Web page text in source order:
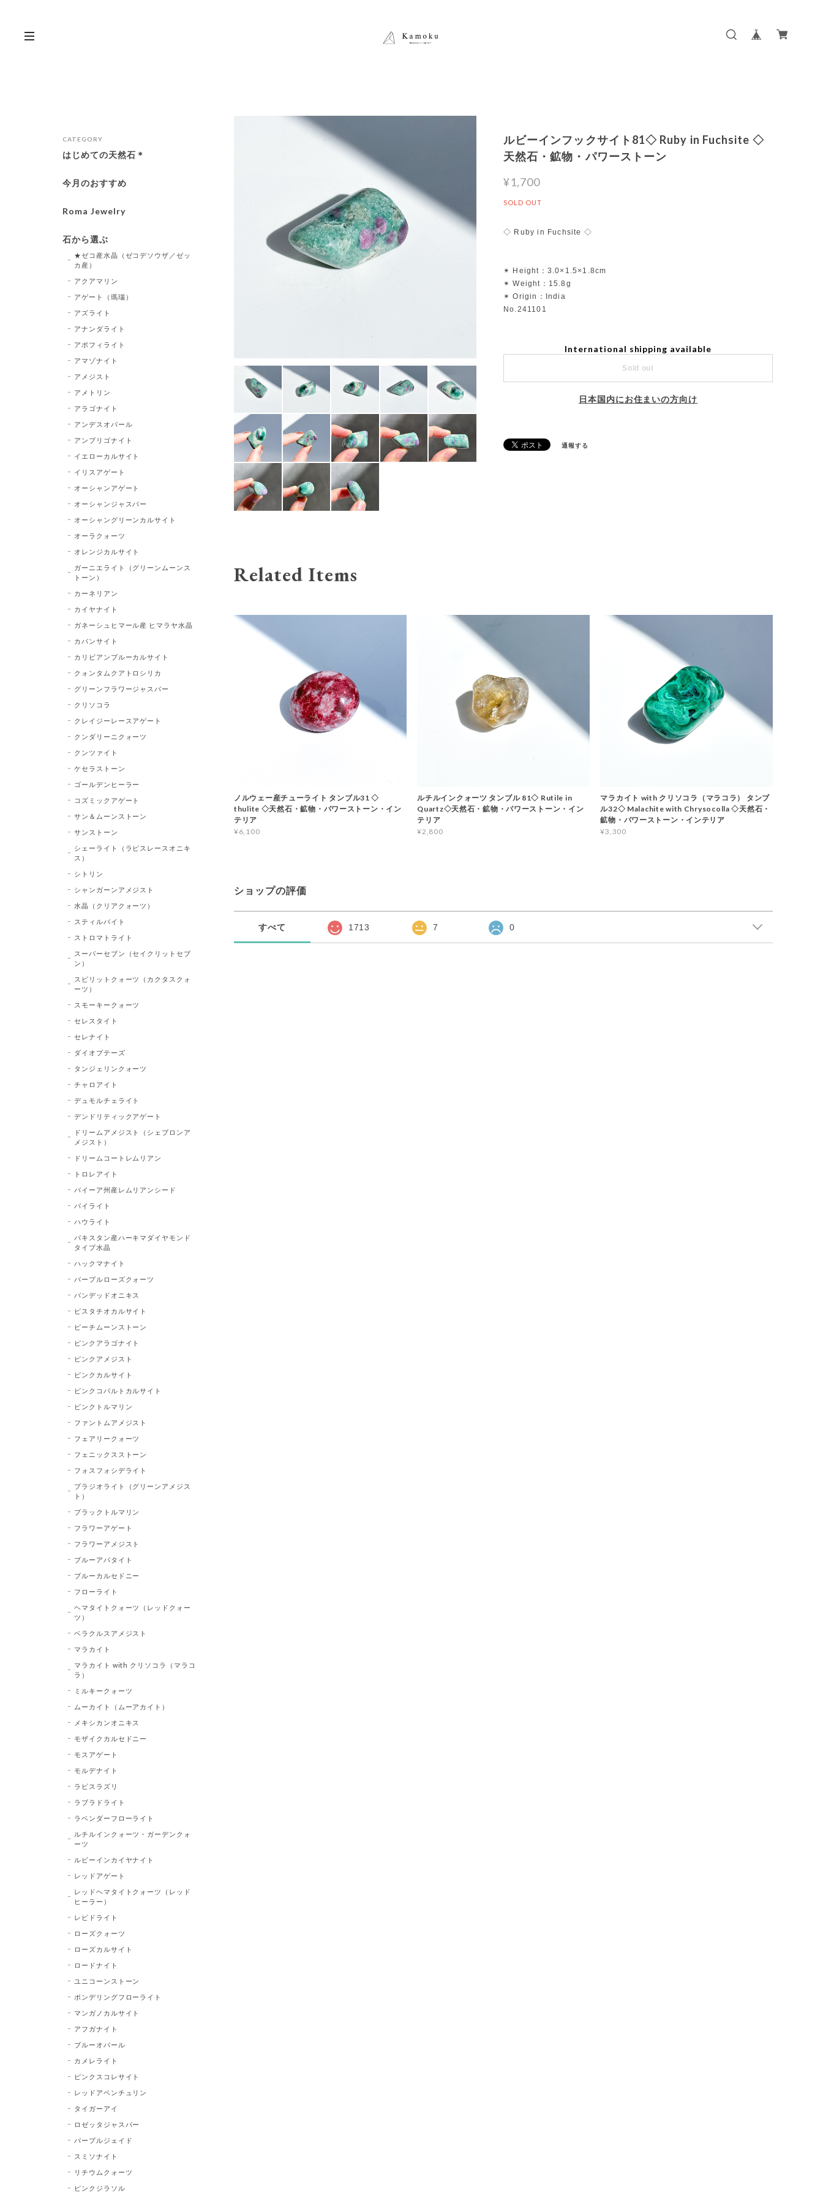
ルビーインフックサイト81◇ Ruby in Fuchsite ◇
天然石・鉱物・パワーストーン
¥1,700
SOLD OUT
◇ Ruby in Fuchsite ◇
✴︎ Height：3.0×1.5×1.8cm
✴︎ Weight：15.8g
✴︎ Origin：India
No.241101
International shipping available
Sold out
日本国内にお住まいの方向け
通報する
Related Items
ノルウェー産チューライト タンブル31 ◇
thulite ◇天然石・鉱物・パワーストーン・イン
テリア
¥6,100
ルチルインクォーツ タンブル 81◇ Rutile in
Quartz◇天然石・鉱物・パワーストーン・イン
テリア
¥2,800
マラカイト with クリソコラ（マラコラ） タンブ
ル32◇ Malachite with Chrysocolla ◇天然石・
鉱物・パワーストーン・インテリア
¥3,300
ショップの評価
すべて 1713 7 0
CATEGORY
はじめての天然石＊
今月のおすすめ
Roma Jewelry
石から選ぶ
★ゼコ産水晶（ゼコデソウザ／ゼッ
カ産）
アクアマリン
アゲート（瑪瑙）
アズライト
アナンダライト
アポフィライト
アマゾナイト
アメジスト
アメトリン
アラゴナイト
アンデスオパール
アンブリゴナイト
イエローカルサイト
イリスアゲート
オーシャンアゲート
オーシャンジャスパー
オーシャングリーンカルサイト
オーラクォーツ
オレンジカルサイト
ガーニエライト（グリーンムーンス
トーン）
カーネリアン
カイヤナイト
ガネーシュヒマール産 ヒマラヤ水晶
カバンサイト
カリビアンブルーカルサイト
クォンタムクアトロシリカ
グリーンフラワージャスパー
クリソコラ
クレイジーレースアゲート
クンダリーニクォーツ
クンツァイト
ケセラストーン
ゴールデンヒーラー
コズミックアゲート
サン＆ムーンストーン
サンストーン
シェーライト（ラピスレースオニキ
ス）
シトリン
シャンガーンアメジスト
水晶（クリアクォーツ）
スティルバイト
ストロマトライト
スーパーセブン（セイクリットセブ
ン）
スピリットクォーツ（カクタスクォ
ーツ）
スモーキークォーツ
セレスタイト
セレナイト
ダイオプテーズ
タンジェリンクォーツ
チャロアイト
デュモルチェライト
デンドリティックアゲート
ドリームアメジスト（シェブロンア
メジスト）
ドリームコートレムリアン
トロレアイト
バイーア州産レムリアンシード
パイライト
ハウライト
パキスタン産ハーキマダイヤモンド
タイプ水晶
ハックマナイト
パープルローズクォーツ
バンデッドオニキス
ピスタチオカルサイト
ピーチムーンストーン
ピンクアラゴナイト
ピンクアメジスト
ピンクカルサイト
ピンクコバルトカルサイト
ピンクトルマリン
ファントムアメジスト
フェアリークォーツ
フェニックスストーン
フォスフォシデライト
プラジオライト（グリーンアメジス
ト）
ブラックトルマリン
フラワーアゲート
フラワーアメジスト
ブルーアパタイト
ブルーカルセドニー
フローライト
ヘマタイトクォーツ（レッドクォー
ツ）
ベラクルスアメジスト
マラカイト
マラカイト with クリソコラ（マラコ
ラ）
ミルキークォーツ
ムーカイト（ムーアカイト）
メキシカンオニキス
モザイクカルセドニー
モスアゲート
モルデナイト
ラピスラズリ
ラブラドライト
ラベンダーフローライト
ルチルインクォーツ・ガーデンクォ
ーツ
ルビーインカイヤナイト
レッドアゲート
レッドヘマタイトクォーツ（レッド
ヒーラー）
レピドライト
ローズクォーツ
ローズカルサイト
ロードナイト
ユニコーンストーン
ポンデリングフローライト
マンガノカルサイト
アフガナイト
ブルーオパール
カメレライト
ピンクスコレサイト
レッドアベンチュリン
タイガーアイ
ロゼッタジャスパー
パープルジェイド
スミソナイト
リチウムクォーツ
ピンクジラソル